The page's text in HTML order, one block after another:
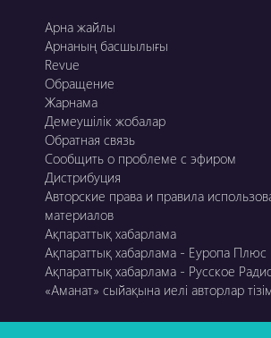
Арна жайлы
Арнаның басшылығы
Revue
Обращение
Жарнама
Демеушілік жобалар
Обратная связь
Сообщить о проблеме с эфиром
Дистрибуция
Авторские права и правила
материалов
Ақпараттық хабарлама
Ақпараттық хабарлама - Еуропа Плюс
Ақпараттық хабарлама - Русское
«Аманат» сыйақына иелі авторлар